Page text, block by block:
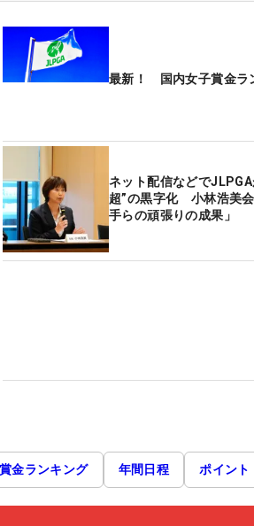
最新！ 国内女子賞金ラ
ネット配信などで
超”の黒字化 小林浩美
手らの頑張りの成果」
賞金ランキング 年間日程 ポイント